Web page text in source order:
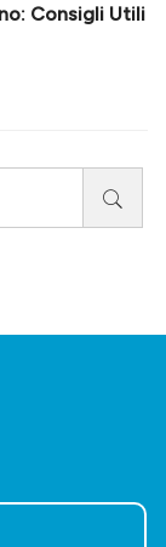
Consigli Utili